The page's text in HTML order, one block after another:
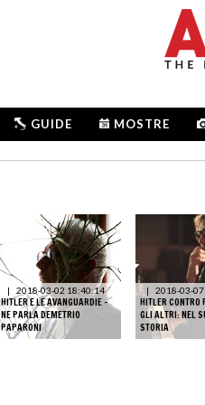
GUIDE MOSTRE
| 2018-03-02 18:40:14
HITLER E LE AVANGUARDIE –
NE PARLA DEMETRIO
PAPARONI
| 2018-03-
HITLER CONTRO
GLI ALTRI: NEL
STORIA